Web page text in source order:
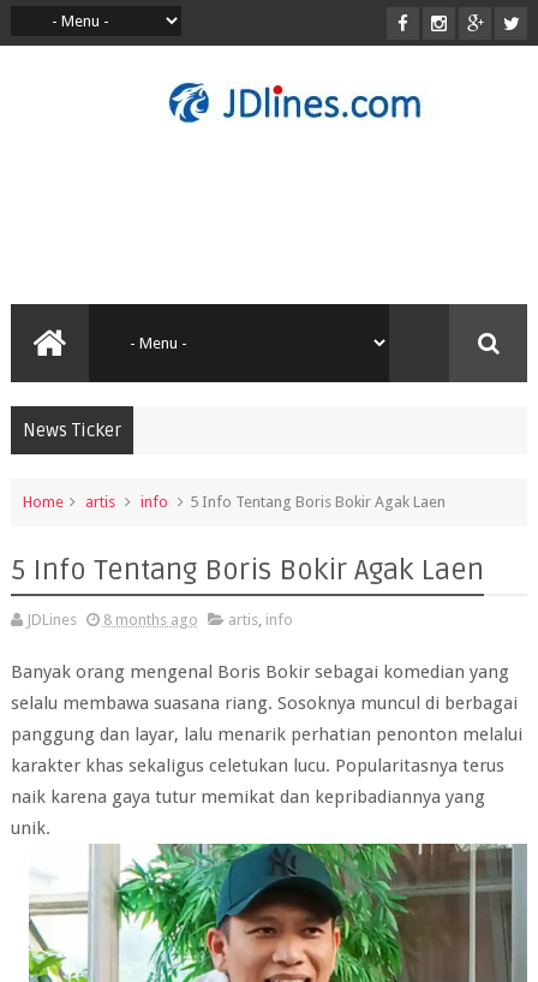
News Ticker
Home artis info 5 Info Tentang Boris Bokir Agak Laen
5 Info Tentang Boris Bokir Agak Laen
JDLines 8 months ago artis, info
Banyak orang mengenal Boris Bokir sebagai komedian yang
selalu membawa suasana riang. Sosoknya muncul di berbagai
panggung dan layar, lalu menarik perhatian penonton melalui
karakter khas sekaligus celetukan lucu. Popularitasnya terus
naik karena gaya tutur memikat dan kepribadiannya yang
unik.